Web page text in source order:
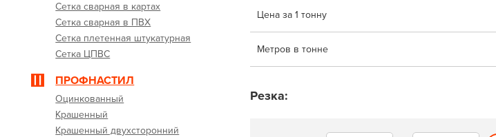
Сетка сварная в картах
Сетка сварная в ПВХ
Сетка плетенная штукатурная
Сетка ЦПВС
ПРОФНАСТИЛ
Оцинкованный
Крашенный
Крашенный двухсторонний
Цена за 1 тонну
Метров в тонне
Резка: